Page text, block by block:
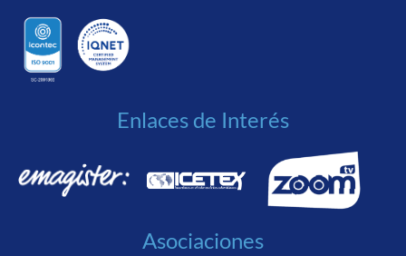
Enlaces de Interés
Asociaciones